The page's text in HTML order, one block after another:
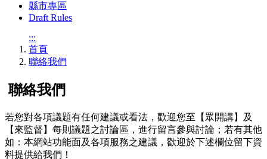
縣市專區
Draft Rules
:::
首頁
聯絡我們
聯絡我們
若您對各項議題有任何建議或看法，歡迎您至【眾開講】及
【來監督】每則議題之討論區，進行留言參與討論；若有其他
如：本網站功能面及各項服務之建議，歡迎於下述欄位留下資
料提供給我們！